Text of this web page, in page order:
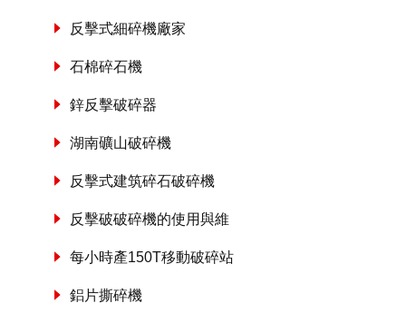
反擊式細碎機廠家
石棉碎石機
鋅反擊破碎器
湖南礦山破碎機
反擊式建筑碎石破碎機
反擊破破碎機的使用與維
每小時產150T移動破碎站
鋁片撕碎機